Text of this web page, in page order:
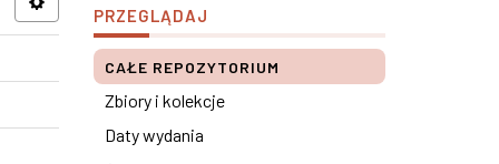
PRZEGLĄDAJ
CAŁE REPOZYTORIUM
Zbiory i kolekcje
Daty wydania